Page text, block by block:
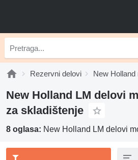
Rezervni delovi New
New Holland LM delovi
za skladištenje
8 oglasa: New Holland LM delovi